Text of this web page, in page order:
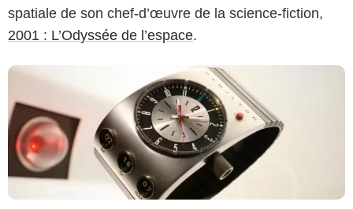
spatiale de son chef-d’œuvre de la science-fiction,
2001 : L’Odyssée de l’espace.